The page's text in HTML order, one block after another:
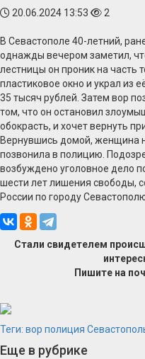
20.06.2024 13:53 2
В Севастополе 40-летний,
однажды вечером заметил,
лестницы он проник на часть
пластиковое окно и украл из
35 тысяч рублей. Затем вор
том, что он остановил
обокрасть, и хочет вернуть
Вернувшись домой, женщина
позвонила в полицию.
возбуждено уголовное дело
шести лет лишения свободы,
России по городу
Стали свидетелем
Пишите на
Теги: вор полиция
Еще в рубрике